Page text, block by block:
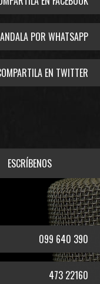
POR WHATSAPP
EN TWITTER
ESCRÍBENOS
099 640 390
473 22160